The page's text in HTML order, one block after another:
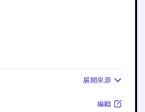
展開來源
編輯